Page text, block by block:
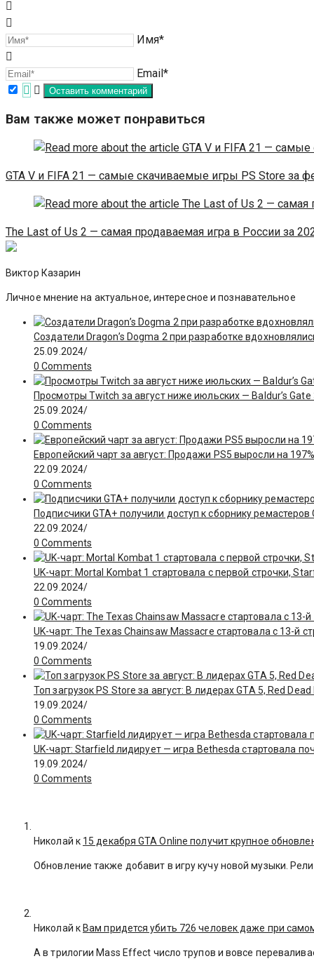
Имя*
Email*
Вам также может понравиться
GTA V и FIFA 21 — самые скачиваемые игры PS Store за
The Last of Us 2 — самая продаваемая игра в России за
Виктор Казарин
Личное мнение на актуальное, интересное и познавательное
Создатели Dragon’s Dogma 2 при разработке
25.09.2024/
0 Comments
Просмотры Twitch за август ниже июльских — Baldur’s
25.09.2024/
0 Comments
Европейский чарт за август: Продажи PS5 выросли на
22.09.2024/
0 Comments
Подписчики GTA+ получили доступ к сборнику ремастеров
22.09.2024/
0 Comments
UK-чарт: Mortal Kombat 1 стартовала с первой строчки,
22.09.2024/
0 Comments
UK-чарт: The Texas Chainsaw Massacre стартовала с 13-й
19.09.2024/
0 Comments
Топ загрузок PS Store за август: В лидерах GTA 5, Red
19.09.2024/
0 Comments
UK-чарт: Starfield лидирует — игра Bethesda стартовала
19.09.2024/
0 Comments
Николай к 15 декабря GTA Online получит крупное
Обновление также добавит в игру кучу новой музыки.
Николай к Вам придется убить 726 человек даже при
А в трилогии Mass Effect число трупов и вовсе